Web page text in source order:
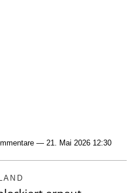
— 21. Mai 2026 12:30